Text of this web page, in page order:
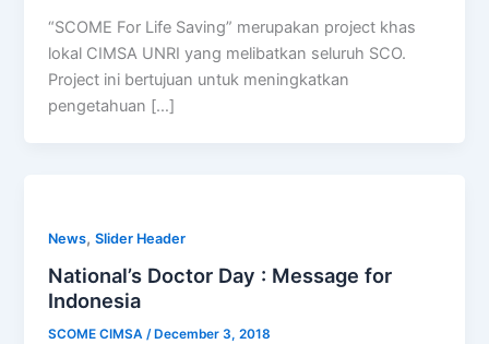
“SCOME For Life Saving” merupakan project khas
lokal CIMSA UNRI yang melibatkan seluruh SCO.
Project ini bertujuan untuk meningkatkan
pengetahuan […]
News,Slider Header
National’s Doctor Day : Message for
Indonesia
SCOME CIMSA/ December 3, 2018